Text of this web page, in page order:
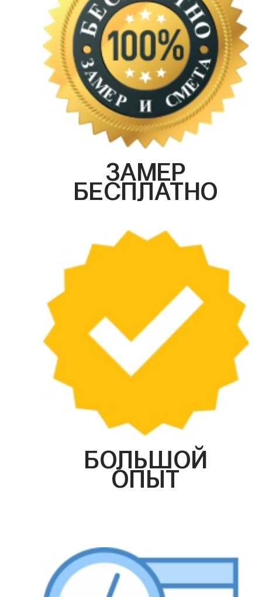
ЗАМЕР
БЕСПЛАТНО
БОЛЬШОЙ
ОПЫТ